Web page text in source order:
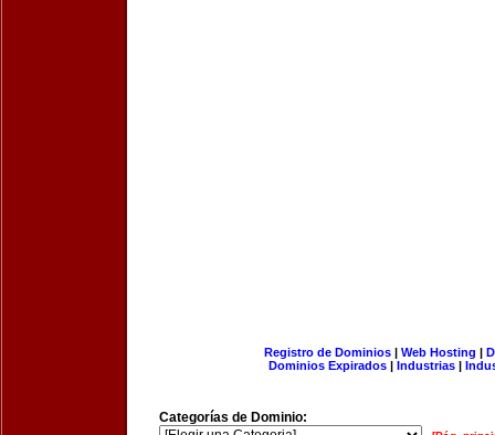
Registro de Dominios| Web Hosting |
Dominios Expirados | Industrias |
Categorías de Dominio: